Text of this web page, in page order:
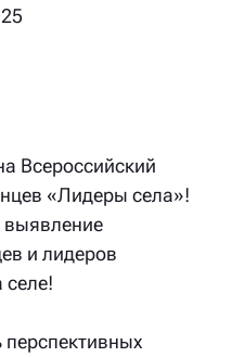
Всероссийский
«Лидеры села»!
выявление
и лидеров
селе!